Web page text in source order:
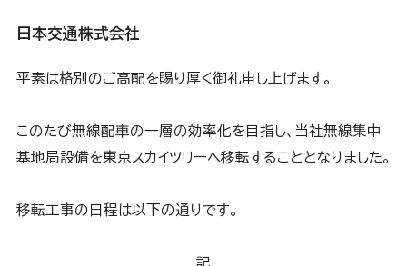
日本交通株式会社
平素は格別のご高配を賜り厚く御礼申し上げます。
このたび無線配車の一層の効率化を目指し、当社無線集中
基地局設備を東京スカイツリーへ移転することとなりました。
移転工事の日程は以下の通りです。
記